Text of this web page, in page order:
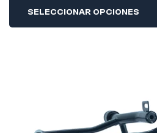
SELECCIONAR OPCIONES